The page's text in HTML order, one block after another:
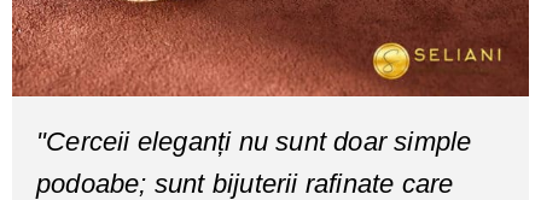
"Cerceii eleganți nu sunt doar simple
podoabe; sunt bijuterii rafinate care